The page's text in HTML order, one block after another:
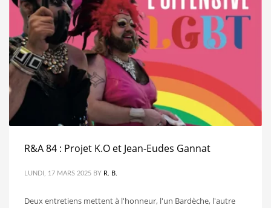
R&A 84 : Projet K.O et Jean-Eudes Gannat
LUNDI, 17 MARS 2025 BY R. B.
Deux entretiens mettent à l'honneur, l'un Bardèche, l'autre